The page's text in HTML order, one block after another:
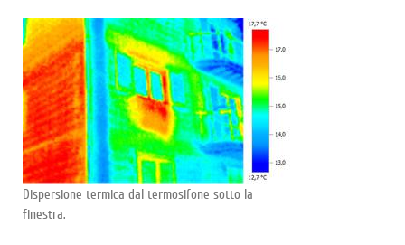
Dispersione termica dal termosifone sotto la
finestra.